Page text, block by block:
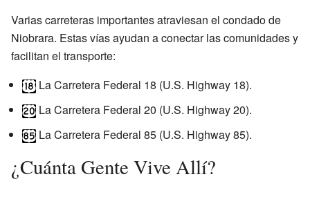
Varias carreteras importantes atraviesan el condado de
Niobrara. Estas vías ayudan a conectar las comunidades y
facilitan el transporte:
La Carretera Federal 18 (U.S. Highway 18).
La Carretera Federal 20 (U.S. Highway 20).
La Carretera Federal 85 (U.S. Highway 85).
¿Cuánta Gente Vive Allí?